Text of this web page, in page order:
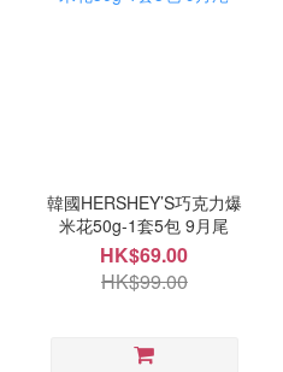
韓國HERSHEY’S巧克力爆
米花50g-1套5包 9月尾
HK$69.00
HK$99.00